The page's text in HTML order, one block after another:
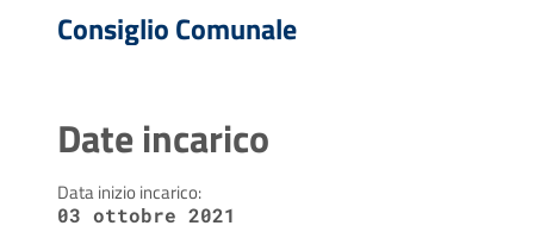
Consiglio Comunale
Date incarico
Data inizio incarico:
03 ottobre 2021